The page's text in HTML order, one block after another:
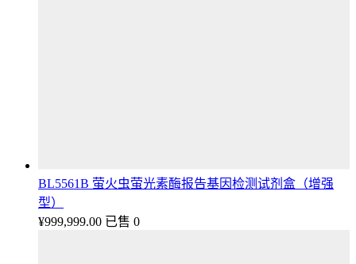
BL5561B 萤火虫萤光素酶报告基因检测试剂盒（增强
型）
¥999,999.00 已售 0